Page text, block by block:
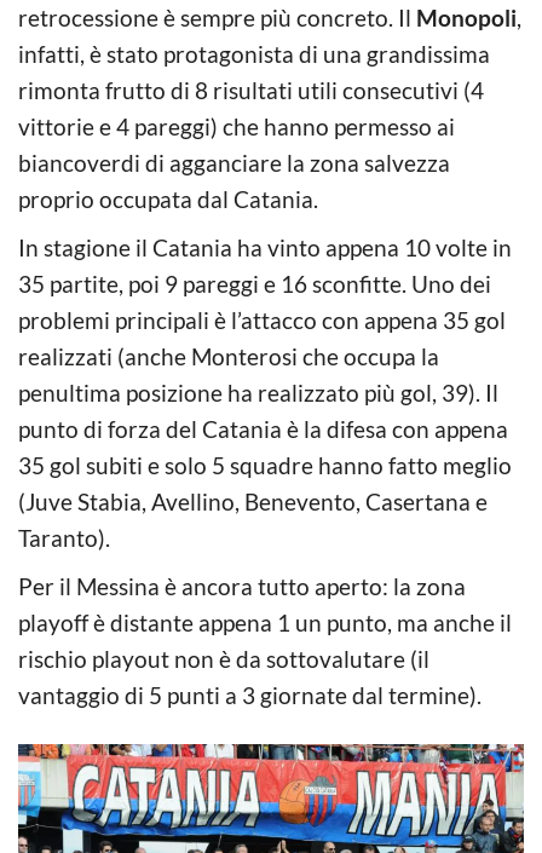
retrocessione è sempre più concreto. Il Monopoli,
infatti, è stato protagonista di una grandissima
rimonta frutto di 8 risultati utili consecutivi (4
vittorie e 4 pareggi) che hanno permesso ai
biancoverdi di agganciare la zona salvezza
proprio occupata dal Catania.
In stagione il Catania ha vinto appena 10 volte in
35 partite, poi 9 pareggi e 16 sconfitte. Uno dei
problemi principali è l’attacco con appena 35 gol
realizzati (anche Monterosi che occupa la
penultima posizione ha realizzato più gol, 39). Il
punto di forza del Catania è la difesa con appena
35 gol subiti e solo 5 squadre hanno fatto meglio
(Juve Stabia, Avellino, Benevento, Casertana e
Taranto).
Per il Messina è ancora tutto aperto: la zona
playoff è distante appena 1 un punto, ma anche il
rischio playout non è da sottovalutare (il
vantaggio di 5 punti a 3 giornate dal termine).